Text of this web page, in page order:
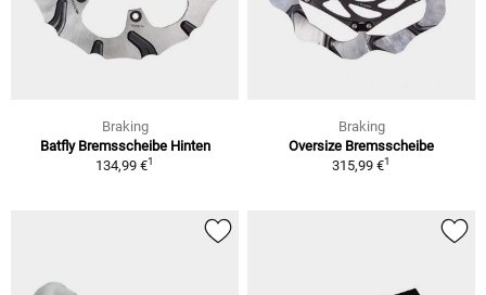
Braking
Batfly Bremsscheibe Hinten
134,99 €1
Braking
Oversize Bremsscheibe
315,99 €1